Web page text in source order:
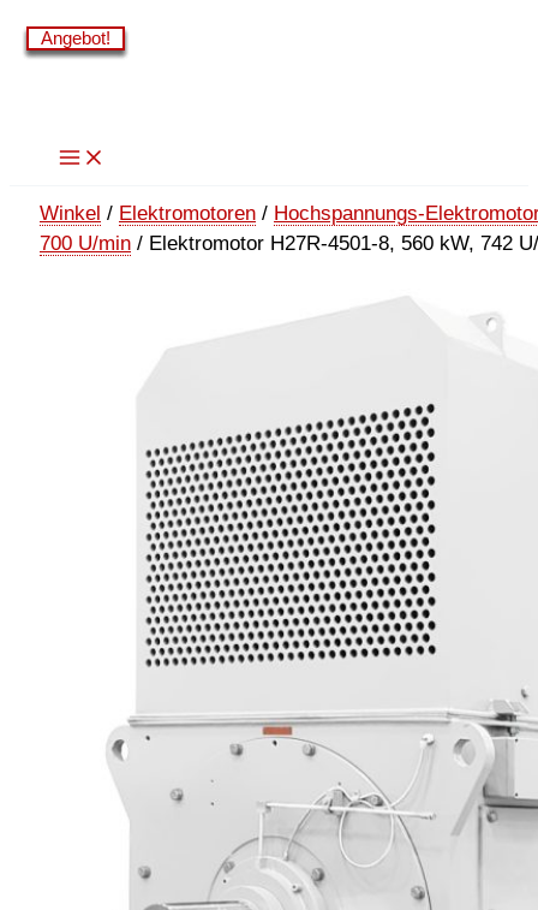
Zum
Inhalt
Winkel / Elektromotoren / Hochspannungs-
700 U/min / Elektromotor H27R-4501-8, 560 kW, 742
Angebot!
Angebot!
Angebot!
Angebot!
Angebot!
Angebot!